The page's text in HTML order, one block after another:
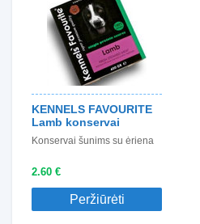
KENNELS FAVOURITE
Lamb konservai
Konservai šunims su ėriena
2.60 €
Peržiūrėti